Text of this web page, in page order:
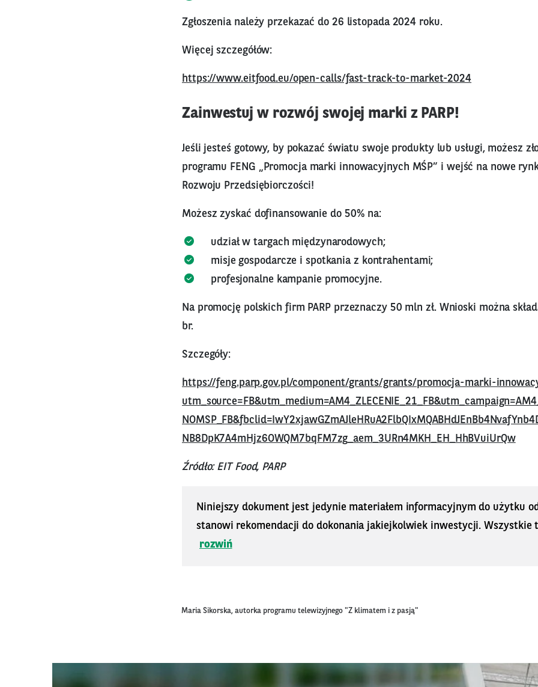
Zgłoszenia należy przekazać do 26 listopada 2024 roku.
Więcej szczegółów:
https://www.eitfood.eu/open-calls/fast-track-to-market-2024
Zainwestuj w rozwój swojej marki z PARP!
Jeśli jesteś gotowy, by pokazać światu swoje produkty lub usługi, możesz
programu FENG „Promocja marki innowacyjnych MŚP” i wejść na nowe
Rozwoju Przedsiębiorczości!
Możesz zyskać dofinansowanie do 50% na:
udział w targach międzynarodowych;
misje gospodarcze i spotkania z kontrahentami;
profesjonalne kampanie promocyjne.
Na promocję polskich firm PARP przeznaczy 50 mln zł. Wnioski można
br.
Szczegóły:
https://feng.parp.gov.pl/component/grants/grants/promocja-marki-
NB8DpK7A4mHjz6OWQM7bqFM7zg_aem_3URn4MKH_EH_HhBVuiUrQw
Źródło: EIT Food, PARP
Niniejszy dokument jest jedynie materiałem informacyjnym do użytku
stanowi rekomendacji do dokonania jakiejkolwiek inwestycji. Wszystkie
rozwiń
Maria Sikorska, autorka programu telewizyjnego "Z klimatem i z pasją"